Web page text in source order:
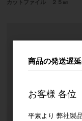
カットファイル ２５㎜
商品の発送遅
お客様 各位
平素より 弊社製